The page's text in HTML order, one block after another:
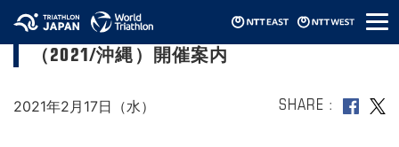
メ
ニ
第5回JTUパラトライアスロン強化合宿
（2021/沖縄）開催案内
2021年2月17日（水） SHARE